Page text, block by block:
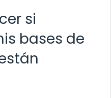
si
bases de